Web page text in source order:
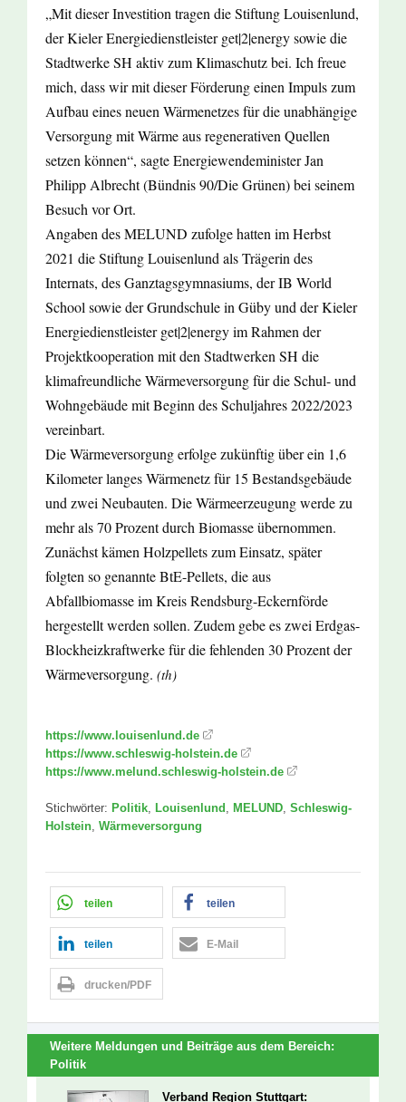
„Mit dieser Investition tragen die Stiftung Louisenlund,
der Kieler Energiedienstleister get|2|energy sowie die
Stadtwerke SH aktiv zum Klimaschutz bei. Ich freue
mich, dass wir mit dieser Förderung einen Impuls zum
Aufbau eines neuen Wärmenetzes für die unabhängige
Versorgung mit Wärme aus regenerativen Quellen
setzen können“, sagte Energiewendeminister Jan
Philipp Albrecht (Bündnis 90/Die Grünen) bei seinem
Besuch vor Ort.
Angaben des MELUND zufolge hatten im Herbst
2021 die Stiftung Louisenlund als Trägerin des
Internats, des Ganztagsgymnasiums, der IB World
School sowie der Grundschule in Güby und der Kieler
Energiedienstleister get|2|energy im Rahmen der
Projektkooperation mit den Stadtwerken SH die
klimafreundliche Wärmeversorgung für die Schul- und
Wohngebäude mit Beginn des Schuljahres 2022/2023
vereinbart.
Die Wärmeversorgung erfolge zukünftig über ein 1,6
Kilometer langes Wärmenetz für 15 Bestandsgebäude
und zwei Neubauten. Die Wärmeerzeugung werde zu
mehr als 70 Prozent durch Biomasse übernommen.
Zunächst kämen Holzpellets zum Einsatz, später
folgten so genannte BtE-Pellets, die aus
Abfallbiomasse im Kreis Rendsburg-Eckernförde
hergestellt werden sollen. Zudem gebe es zwei Erdgas-
Blockheizkraftwerke für die fehlenden 30 Prozent der
Wärmeversorgung. (th)
https://www.louisenlund.de
https://www.schleswig-holstein.de
https://www.melund.schleswig-holstein.de
Stichwörter: Politik, Louisenlund , MELUND, Schleswig-
Holstein, Wärmeversorgung
teilen teilen
teilen E-Mail
drucken/PDF
Weitere Meldungen und Beiträge aus dem Bereich:
Politik
Verband Region Stuttgart: